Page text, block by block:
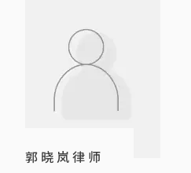
郭晓岚律师